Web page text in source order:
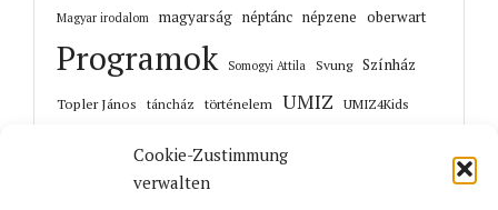
Cookie-Zustimmung
verwalten
Magyar irodalom magyarság néptánc népzene oberwart
Programok Somogyi Attila Svung Színház
Topler János táncház történelem UMIZ
UMIZ4Kids